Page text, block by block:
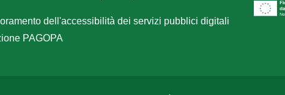
dell'accessibilità dei servizi pubblici digitali
PAGOPA